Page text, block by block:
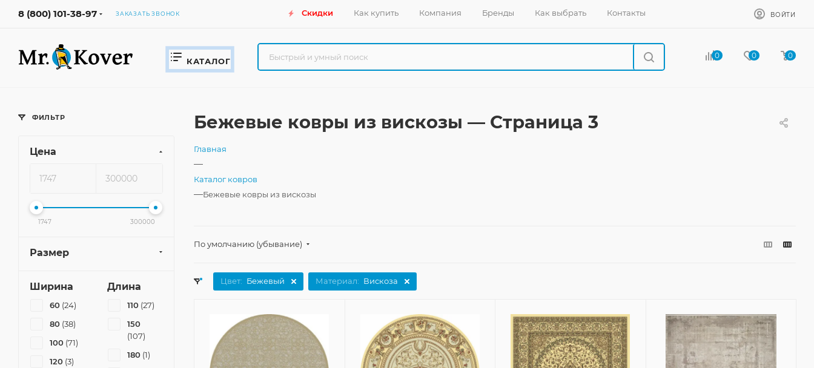
8 (800) 101-38-97 ЗАКАЗАТЬ ЗВОНОК Скидки Как купить Компания Бренды Как выбрать Контакты ВОЙТИ
КАТАЛОГ
0 0 0
Бежевые ковры из вискозы — Страница 3
Главная
—
Каталог ковров
—Бежевые ковры из вискозы
По умолчанию (убывание)
Цвет: Бежевый Материал: Вискоза
ФИЛЬТР
Цена
1747 300000
Размер
Ширина
60 (24)
80 (38)
100 (71)
120 (3)
Длина
110 (27)
150
(107)
180 (1)